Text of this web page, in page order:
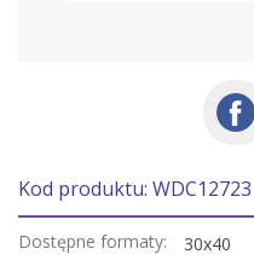
Kod produktu: WDC12723
Dostępne formaty: 30x40